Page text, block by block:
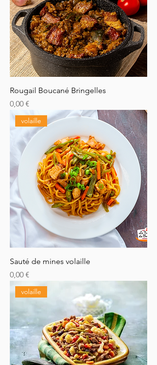
Rougail Boucané Bringelles
Prix
0,00 €
volaille
Sauté de mines volaille
Prix
0,00 €
volaille